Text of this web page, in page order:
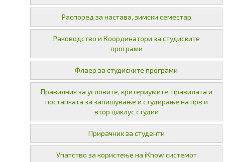
Распоред за настава, зимски семестар
Раководство и Координатори за студиските
програми
Флаер за студиските програми
Правилник за условите, критериумите, правилата и
постапката за запишување и студирање на прв и
втор циклус студии
Прирачник за студенти
Упатство за користење на iKnow системот